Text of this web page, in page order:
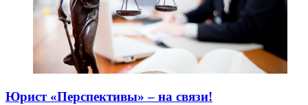
Юрист «Перспективы» – на связи!